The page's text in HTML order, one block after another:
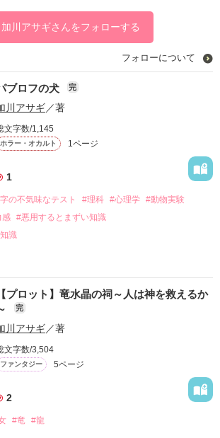
加川アサギさんをフォローする
フォローについて
ブロフの犬 完
川アサギ／著
文字数/1,145
ホラー・オカルト 1ページ
1
の不気味なテスト #理科 #心理学 #動物実験
感 #悪用するとまずい知識
識
いう、実際にあった実験に関するテストで
重要です。
内で電気ショックが使用されます（痛みを
残酷なものが嫌いな方は、十分、ご注意く
【プロット】竜水晶の祠～人は神を救えるか
完
川アサギ／著
文字数/3,504
ファンタジー 5ページ
2
#竜 #龍